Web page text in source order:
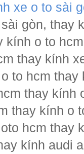
xe o to sài
gòn, thay
kính o to
thay kính
to hcm
thay kính
thay kính o
hcm thay
kính audi